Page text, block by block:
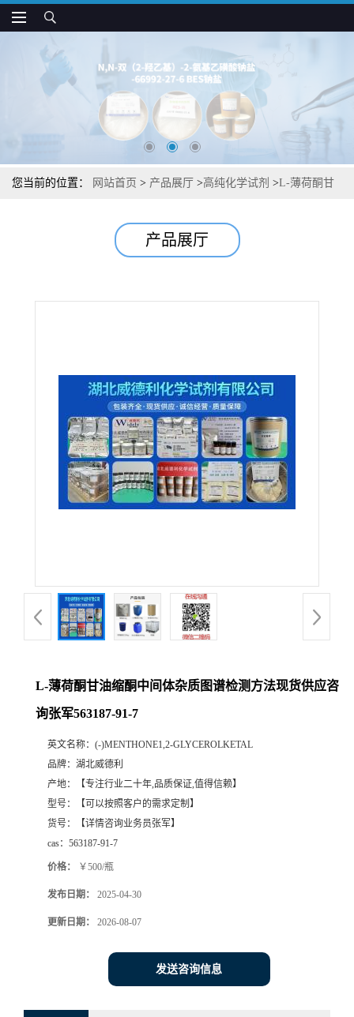
您当前的位置： 网站首页 > 产品展厅 >高纯化学试剂 >L-薄荷酮甘
产品展厅
L-薄荷酮甘油缩酮中间体杂质图谱检测方法现货供应咨
询张军563187-91-7
英文名称： (-)MENTHONE1,2-GLYCEROLKETAL
品牌： 湖北威德利
产地：
【专注行业二十年,品质保证,值得信赖】
型号：
【可以按照客户的需求定制】
货号：
【详情咨询业务员张军】
cas： 563187-91-7
价格： ￥500/瓶
发布日期： 2025-04-30
更新日期： 2026-08-07
发送咨询信息